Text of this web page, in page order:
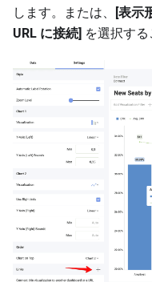
します。または、
[表示
URL に接続] を選択する